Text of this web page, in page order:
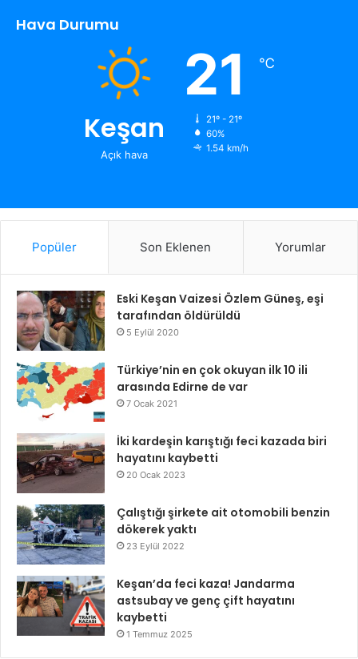
Hava Durumu
Keşan
Açık hava
21 ℃
21º - 21º
60%
1.54 km/h
Popüler Son Eklenen Yorumlar
Eski Keşan Vaizesi Özlem Güneş, eşi
tarafından öldürüldü
5 Eylül 2020
Türkiye’nin en çok okuyan ilk 10 ili
arasında Edirne de var
7 Ocak 2021
İki kardeşin karıştığı feci kazada biri
hayatını kaybetti
20 Ocak 2023
Çalıştığı şirkete ait otomobili benzin
dökerek yaktı
23 Eylül 2022
Keşan’da feci kaza! Jandarma
astsubay ve genç çift hayatını
kaybetti
1 Temmuz 2025